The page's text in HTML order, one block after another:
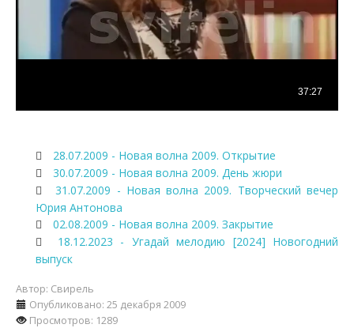
28.07.2009 - Новая волна 2009. Открытие
30.07.2009 - Новая волна 2009. День жюри
31.07.2009 - Новая волна 2009. Творческий вечер
Юрия Антонова
02.08.2009 - Новая волна 2009. Закрытие
18.12.2023 - Угадай мелодию [2024] Новогодний
выпуск
Автор: Свирель
Опубликовано: 25 декабря 2009
Просмотров: 1289